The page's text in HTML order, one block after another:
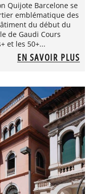
Quijote Barcelone se
emblématique des
du début du
de Gaudi Cours
et les 50+...
EN SAVOIR PLUS